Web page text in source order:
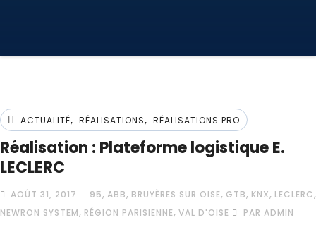
ACTUALITÉ, RÉALISATIONS, RÉALISATIONS PRO
Réalisation : Plateforme logistique E.
LECLERC
AOÛT 31, 2017 95, ABB, BRUYÈRES SUR OISE, GTB, KNX, LECLERC,
NEWRON SYSTEM, RÉGION PARISIENNE, VAL D'OISE PAR ADMIN